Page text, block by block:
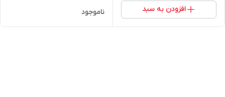
افزودن به سبد ناموجود